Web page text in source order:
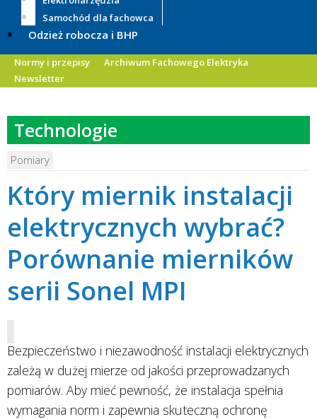
Samochód dla fachowca
Odzież robocza i BHP
Normy i przepisy
Archiwum Fachowego Elektryka
Newsletter
Technologie
Pomiary
Który miernik instalacji
elektrycznych wybrać?
Porównanie mierników
serii Sonel MPI
Bezpieczeństwo i niezawodność instalacji elektrycznych
zależą w dużej mierze od jakości przeprowadzanych
pomiarów. Aby mieć pewność, że instalacja spełnia
wymagania norm i zapewnia skuteczną ochronę